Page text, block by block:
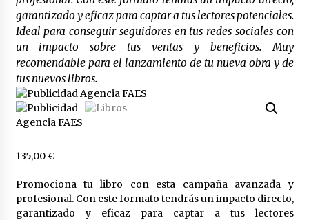
Los socios de Gobierno contra la Ley de
vivienda de Pedro Sánchez
12/01/2026
Zapatero en el punto de mira de la Audiencia
Nacional por sus vínculos con Nicolás Maduro
09/01/2026
Irene Montero habla de su sexualidad con
Abascal y Zapatero defiende la inmigración
garantizado y eficaz para captar a tus lectores potenciales.
Ideal para conseguir seguidores en tus redes sociales con
un impacto sobre tus ventas y beneficios. Muy
recomendable para el lanzamiento de tu nueva obra y de
tus nuevos libros.
135,00€
Promociona tu libro con esta campaña avanzada y
profesional. Con este formato tendrás un impacto directo,
garantizado y eficaz para captar a tus lectores